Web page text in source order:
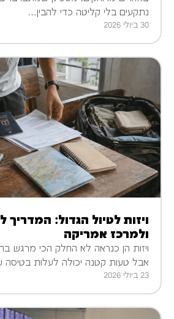
נתקעים בלי קליטה כדי להבין…
30 ביולי 2026
ויזות לטיול הגדול: המדריך
ולמרכז אמריקה
ויזות הן כנראה לא החלק הכי מרגש
אבל טעות קטנה יכולה לעלות
23 ביולי 2026